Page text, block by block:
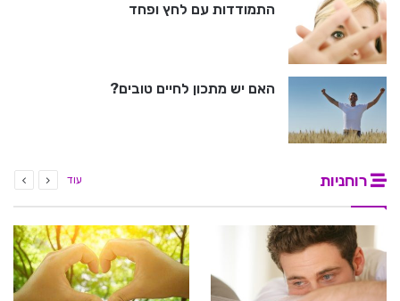
התמודדות עם לחץ ופחד
האם יש מתכון לחיים טובים?
רוחניות עוד